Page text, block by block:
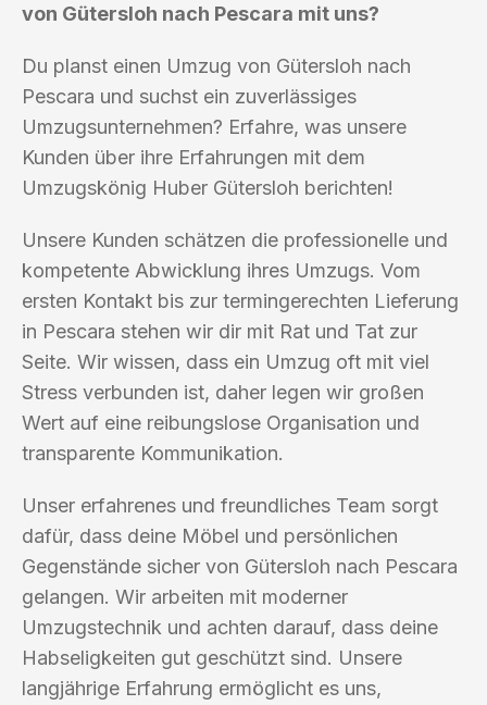
von Gütersloh nach Pescara mit uns?
Du planst einen Umzug von Gütersloh nach
Pescara und suchst ein zuverlässiges
Umzugsunternehmen? Erfahre, was unsere
Kunden über ihre Erfahrungen mit dem
Umzugskönig Huber Gütersloh berichten!
Unsere Kunden schätzen die professionelle und
kompetente Abwicklung ihres Umzugs. Vom
ersten Kontakt bis zur termingerechten Lieferung
in Pescara stehen wir dir mit Rat und Tat zur
Seite. Wir wissen, dass ein Umzug oft mit viel
Stress verbunden ist, daher legen wir großen
Wert auf eine reibungslose Organisation und
transparente Kommunikation.
Unser erfahrenes und freundliches Team sorgt
dafür, dass deine Möbel und persönlichen
Gegenstände sicher von Gütersloh nach Pescara
gelangen. Wir arbeiten mit moderner
Umzugstechnik und achten darauf, dass deine
Habseligkeiten gut geschützt sind. Unsere
langjährige Erfahrung ermöglicht es uns,